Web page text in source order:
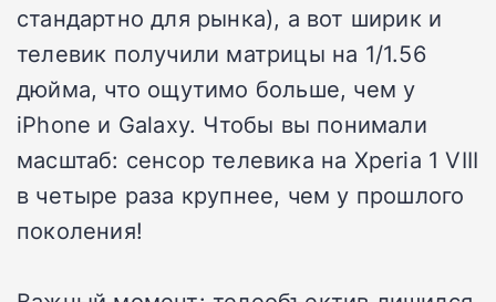
стандартно для рынка), а вот ширик и
телевик получили матрицы на 1/1.56
дюйма, что ощутимо больше, чем у
iPhone и Galaxy. Чтобы вы понимали
масштаб: сенсор телевика на Xperia 1 VIII
в четыре раза крупнее, чем у прошлого
поколения!